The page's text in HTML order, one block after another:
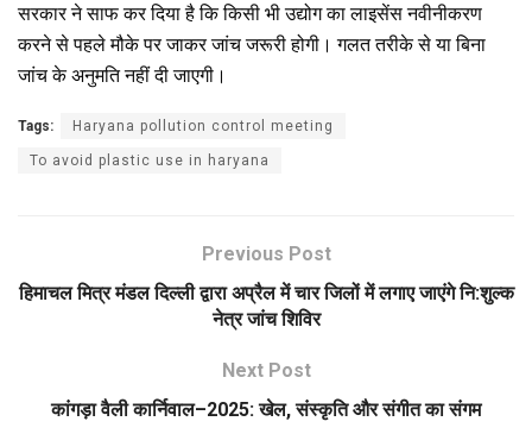
सरकार ने साफ कर दिया है कि किसी भी उद्योग का लाइसेंस नवीनीकरण
करने से पहले मौके पर जाकर जांच जरूरी होगी। गलत तरीके से या बिना
जांच के अनुमति नहीं दी जाएगी।
Tags: Haryana pollution control meeting
To avoid plastic use in haryana
Previous Post
हिमाचल मित्र मंडल दिल्ली द्वारा अप्रैल में चार जिलों में लगाए जाएंगे नि:शुल्क
नेत्र जांच शिविर
Next Post
कांगड़ा वैली कार्निवाल–2025: खेल, संस्कृति और संगीत का संगम